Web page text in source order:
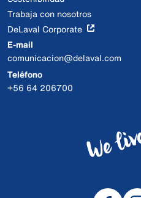
Trabaja con nosotros
DeLaval Corporate
E-mail
comunicacion@delaval.com
Teléfono
+56 64 206700